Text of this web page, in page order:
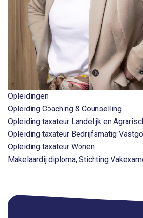
Opleidingen
Opleiding Coaching & Counselling
Opleiding taxateur Landelijk en
Opleiding taxateur Bedrijfsmatig
Opleiding taxateur Wonen
Makelaardij diploma, Stichting